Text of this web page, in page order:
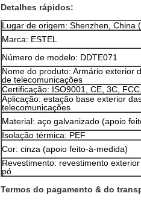
Detalhes rápidos:
Lugar de origem: Shenzhen, China
Marca: ESTEL
Número de modelo: DDTE071
Nome do produto: Armário exterior
de telecomunicações
Certificação: ISO9001, CE, 3C,
Aplicação: estação base exterior
telecomunicações
Material: aço galvanizado (apoio
Isolação térmica: PEF
Cor: cinza (apoio feito-à-medida)
Revestimento: revestimento
pó
Termos do pagamento & do